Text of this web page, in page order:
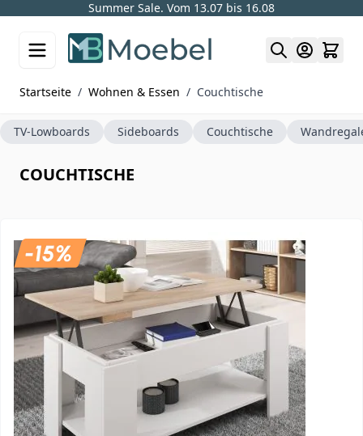
Summer Sale. Vom 13.07 bis 16.08
Startseite / Wohnen & Essen / Couchtische
TV-Lowboards Sideboards Couchtische
COUCHTISCHE